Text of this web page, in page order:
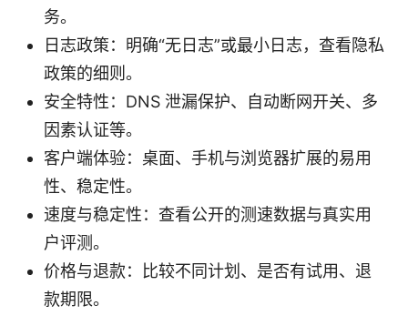
务。
日志政策：明确“无日志”或最小日志，查看隐私
政策的细则。
安全特性：DNS 泄漏保护、自动断网开关、多
因素认证等。
客户端体验：桌面、手机与浏览器扩展的易用
性、稳定性。
速度与稳定性：查看公开的测速数据与真实用
户评测。
价格与退款：比较不同计划、是否有试用、退
款期限。